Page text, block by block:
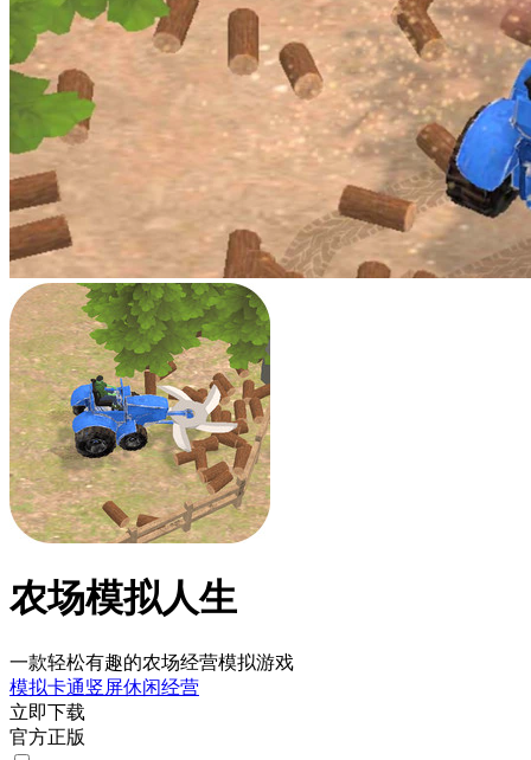
农场模拟人生
一款轻松有趣的农场经营模拟游戏
模拟卡通竖屏休闲经营
立即下载
官方正版